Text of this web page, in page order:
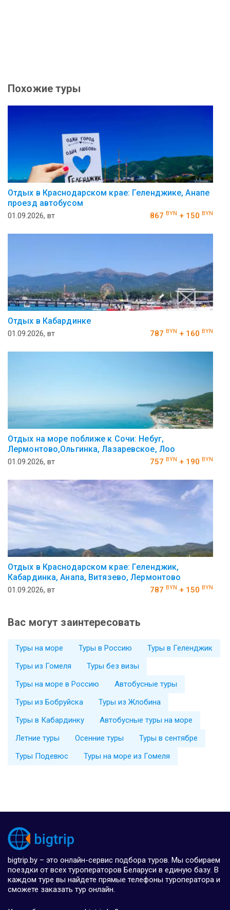
Похожие туры
Отдых в Краснодарском крае: Геленджике, Анапе
проезд автобусом
01.09.2026, вт 867 BYN + 150 BYN
Отдых в Кабардинке
01.09.2026, вт 787 BYN + 160 BYN
Отдых на море поближе к Сочи: Небуг,
Лермонтово,Ольгинка, Лазаревское, Лоо
01.09.2026, вт 757 BYN + 190 BYN
Отдых в Краснодарском крае: Геленджик,
Кабардинка, Анапа, Витязево, Лермонтово
01.09.2026, вт 787 BYN + 150 BYN
Вас могут заинтересовать
Туры на море Туры в Россию
Туры в Геленджик
Туры из Гомеля
Туры без визы
Туры на море в Россию
Автобусные туры
Туры из Бобруйска
Туры из Жлобина
Туры в Кабардинку
Автобусные туры на море
Летние туры
Осенние туры
Туры в сентябре
Туры Подевюс
Туры на море из Гомеля
bigtrip.by – это онлайн-сервис подбора туров. Мы собираем
поездки от всех туроператоров Беларуси в единую базу. В
каждом туре вы найдете прямые телефоны туроператора и
сможете заказать тур онлайн.